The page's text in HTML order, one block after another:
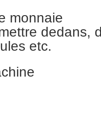
monnaie
dedans,
etc.